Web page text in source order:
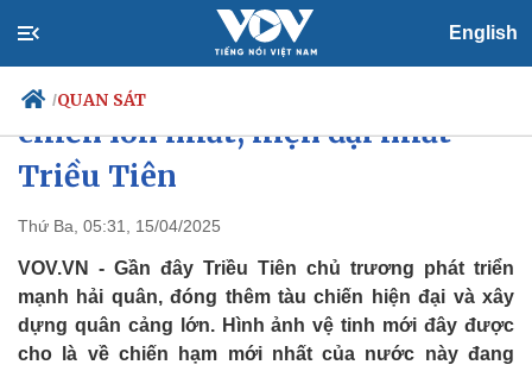
English
/QUAN SÁT
Chính trị
Tổ chức nhân sự
Quốc hội
Nhận diện sự thật
Tin 24h
Dự báo thời tiết
Giáo dục
Dấu ấn VOV
Việc làm
Hé lộ hình ảnh có thể là của tàu
chiến lớn nhất, hiện đại nhất
Triều Tiên
Thứ Ba, 05:31, 15/04/2025
VOV.VN - Gần đây Triều Tiên chủ trương phát triển
mạnh hải quân, đóng thêm tàu chiến hiện đại và xây
dựng quân cảng lớn. Hình ảnh vệ tinh mới đây được
cho là về chiến hạm mới nhất của nước này đang